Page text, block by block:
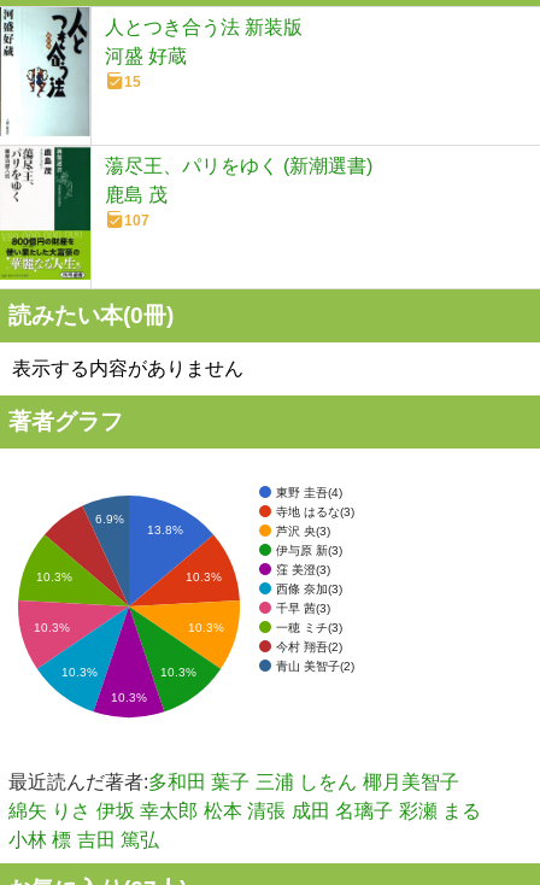
人とつき合う法 新装版
河盛 好蔵
15
蕩尽王、パリをゆく (新潮選書)
鹿島 茂
107
読みたい本(0冊)
表示する内容がありません
著者グラフ
東野 圭吾(4)
寺地 はるな(3)
芦沢 央(3)
伊与原 新(3)
窪 美澄(3)
西條 奈加(3)
千早 茜(3)
一穂 ミチ(3)
今村 翔吾(2)
青山 美智子(2)
13.8%
10.3%
10.3%
10.3%
6.9%
10.3%
10.3%
10.3%
10.3%
最近読んだ著者:多和田 葉子 三浦 しをん 椰月美智子
綿矢 りさ 伊坂 幸太郎 松本 清張 成田 名璃子 彩瀬 まる
小林 標 吉田 篤弘